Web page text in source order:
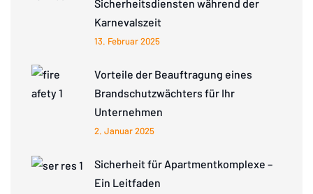
Sicherheitsdiensten während der
Karnevalszeit
13. Februar 2025
Vorteile der Beauftragung eines
Brandschutzwächters für Ihr
Unternehmen
2. Januar 2025
Sicherheit für Apartmentkomplexe –
Ein Leitfaden